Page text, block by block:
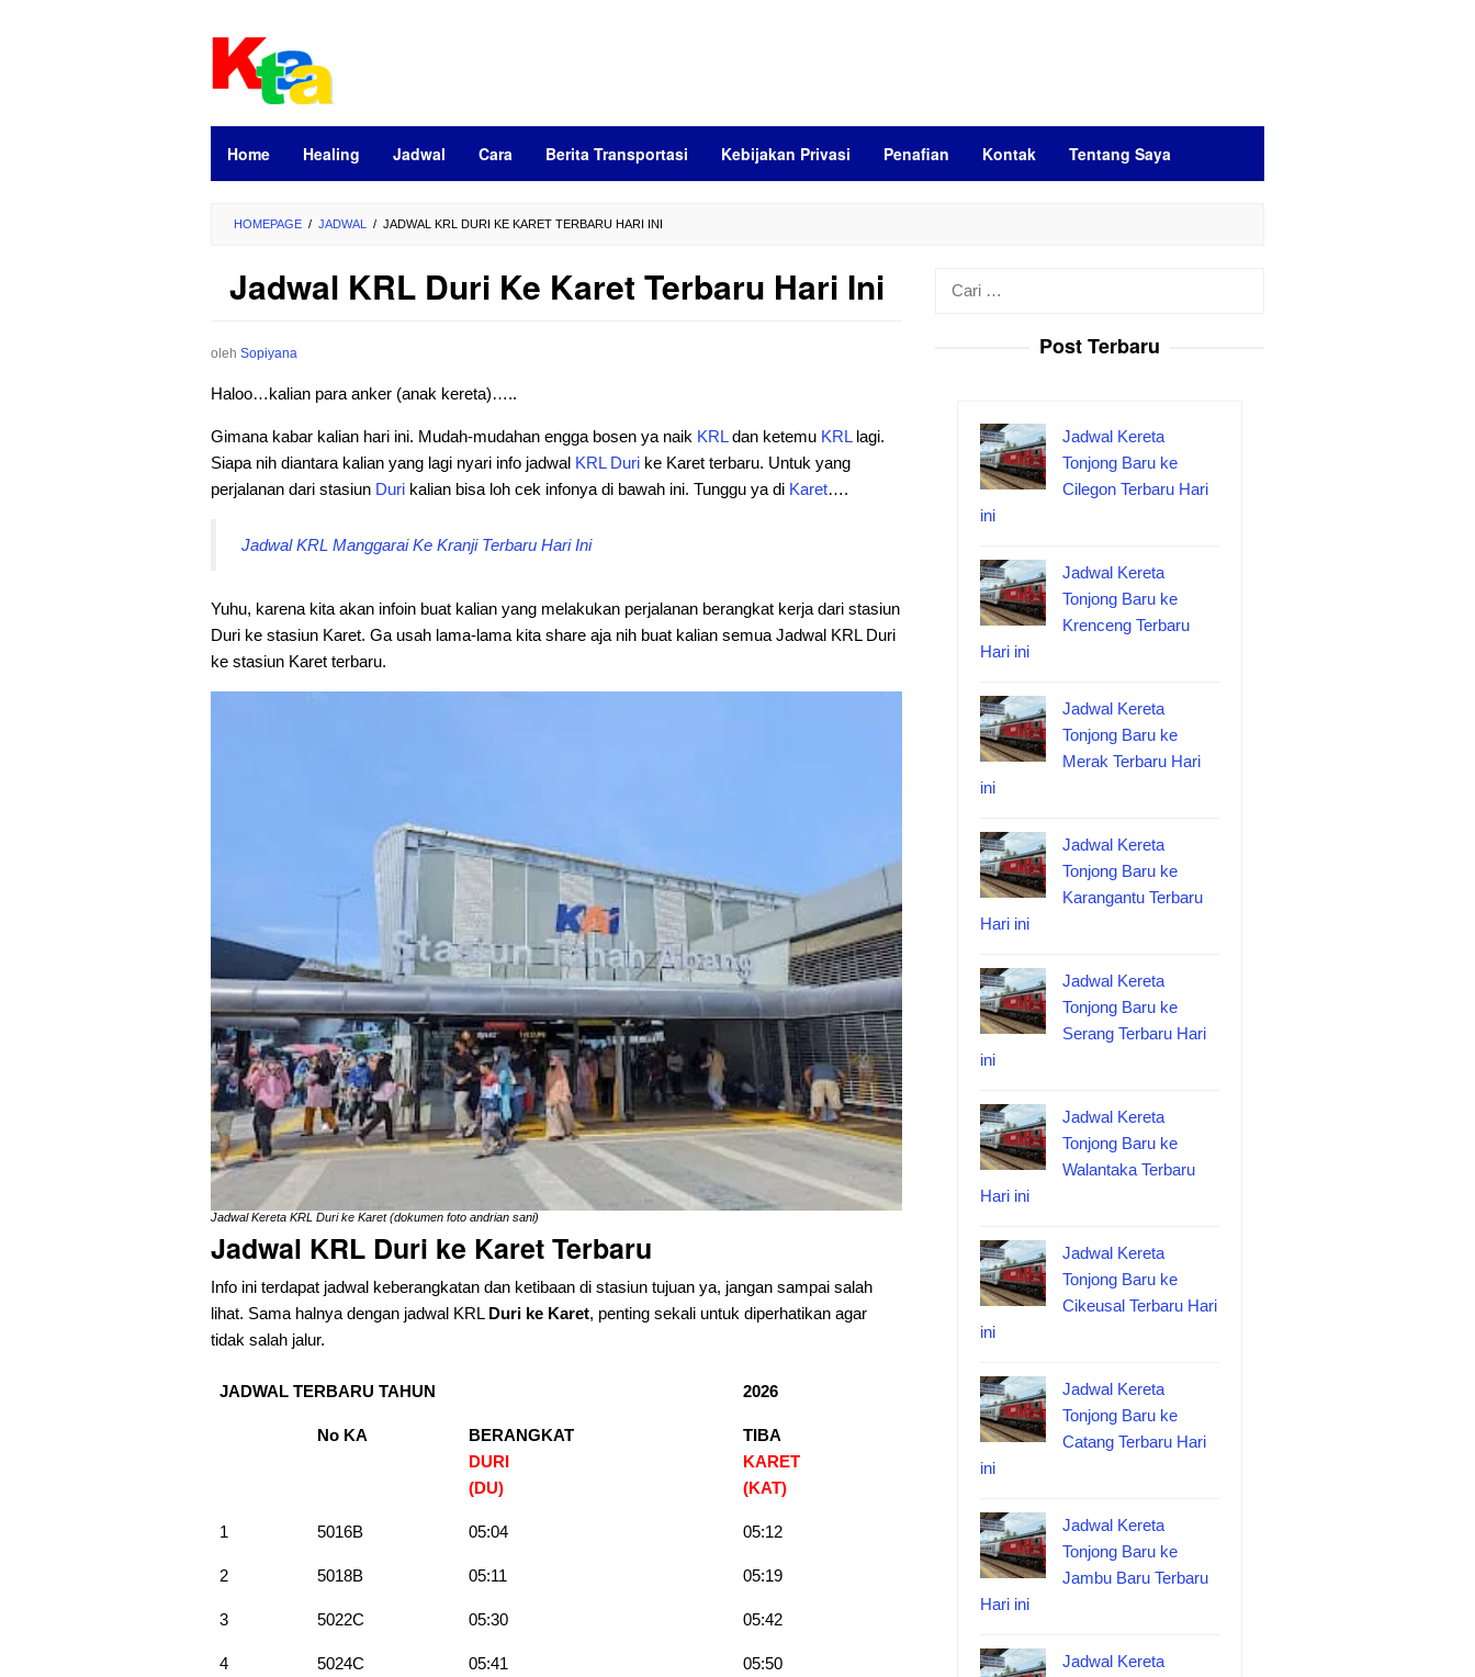
Home Healing Jadwal Cara Berita Transportasi Kebijakan Privasi Penafian Kontak Tentang Saya
HOMEPAGE / JADWAL / JADWAL KRL DURI KE KARET TERBARU HARI INI
Jadwal KRL Duri Ke Karet Terbaru Hari Ini
oleh Sopiyana
Haloo…kalian para anker (anak kereta)…..
Gimana kabar kalian hari ini. Mudah-mudahan engga bosen ya naik KRLdan ketemu KRLlagi.
Siapa nih diantara kalian yang lagi nyari info jadwal KRL Duri ke Karet terbaru. Untuk yang
perjalanan dari stasiun Duri kalian bisa loh cek infonya di bawah ini. Tunggu ya di Karet….
Jadwal KRL Manggarai Ke Kranji Terbaru Hari Ini
Yuhu, karena kita akan infoin buat kalian yang melakukan perjalanan berangkat kerja dari stasiun
Duri ke stasiun Karet. Ga usah lama-lama kita share aja nih buat kalian semua Jadwal KRL Duri
ke stasiun Karet terbaru.
Jadwal Kereta KRL Duri ke Karet (dokumen foto andrian sani)
Jadwal KRL Duri ke Karet Terbaru
Info ini terdapat jadwal keberangkatan dan ketibaan di stasiun tujuan ya, jangan sampai salah
lihat. Sama halnya dengan jadwal KRL Duri ke Karet, penting sekali untuk diperhatikan agar
tidak salah jalur.
JADWAL TERBARU TAHUN 2026
No KA
BERANGKAT
DURI
(DU)
TIBA
KARET
(KAT)
1 5016B 05:04 05:12
2 5018B 05:11 05:19
3 5022C 05:30 05:42
4 5024C 05:41 05:50
Post Terbaru
Jadwal Kereta
Tonjong Baru ke
Cilegon Terbaru Hari
ini
Jadwal Kereta
Tonjong Baru ke
Krenceng Terbaru
Hari ini
Jadwal Kereta
Tonjong Baru ke
Merak Terbaru Hari
ini
Jadwal Kereta
Tonjong Baru ke
Karangantu Terbaru
Hari ini
Jadwal Kereta
Tonjong Baru ke
Serang Terbaru Hari
ini
Jadwal Kereta
Tonjong Baru ke
Walantaka Terbaru
Hari ini
Jadwal Kereta
Tonjong Baru ke
Cikeusal Terbaru Hari
ini
Jadwal Kereta
Tonjong Baru ke
Catang Terbaru Hari
ini
Jadwal Kereta
Tonjong Baru ke
Jambu Baru Terbaru
Hari ini
Jadwal Kereta